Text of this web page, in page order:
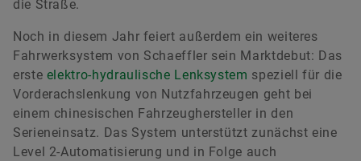
die Straße.
Noch in diesem Jahr feiert außerdem ein weiteres
Fahrwerksystem von Schaeffler sein Marktdebut: Das
erste elektro-hydraulische Lenksystem speziell für die
Vorderachslenkung von Nutzfahrzeugen geht bei
einem chinesischen Fahrzeughersteller in den
Serieneinsatz. Das System unterstützt zunächst eine
Level 2-Automatisierung und in Folge auch